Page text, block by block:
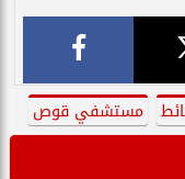
مستشفي قوص